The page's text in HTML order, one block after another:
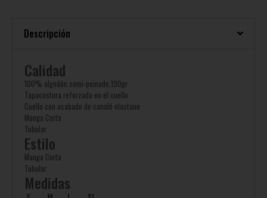
Descripción
Calidad
100% algodón semi-peinado,190gr
Tapacostura reforzada en el cuello
Cuello con acabado de canalé elastano
Manga Corta
Tubular
Estilo
Manga Corta
Tubular
Medidas